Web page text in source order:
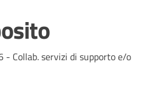
Collab. servizi di supporto e/o